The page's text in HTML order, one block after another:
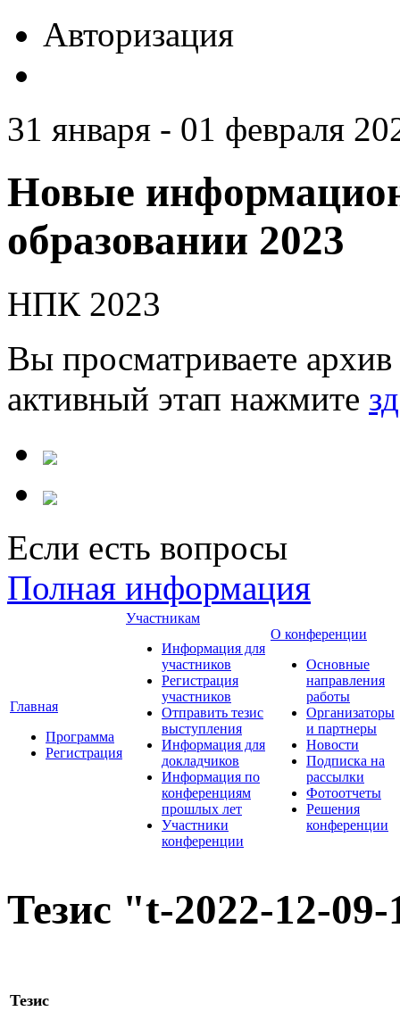
Авторизация
31 января - 01 февраля
Новые
образовании 2023
НПК 2023
Вы просматриваете
активный этап нажмите
Если есть вопросы
Полная информация
Главная
Программа
Регистрация
Участникам
Информация для
участников
Регистрация
участников
Отправить тезис
выступления
Информация для
докладчиков
Информация по
конференциям
прошлых лет
Участники
конференции
О конференции
Основные
направления
работы
Организаторы
и партнеры
Новости
Подписка на
рассылки
Фотоотчеты
Решения
конференции
Тезис "t-2022-12-
Тезис